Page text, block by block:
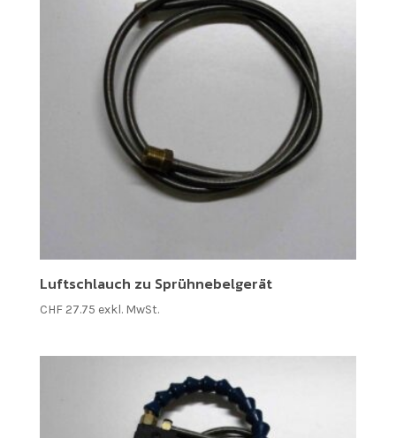
Luftschlauch zu Sprühnebelgerät
CHF27.75 exkl. MwSt.